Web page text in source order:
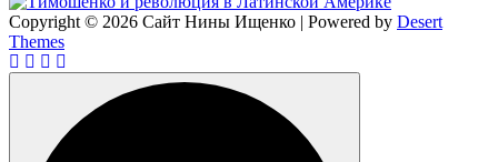
Copyright © 2026 Сайт Нины Ищенко | Powered by Desert
Themes